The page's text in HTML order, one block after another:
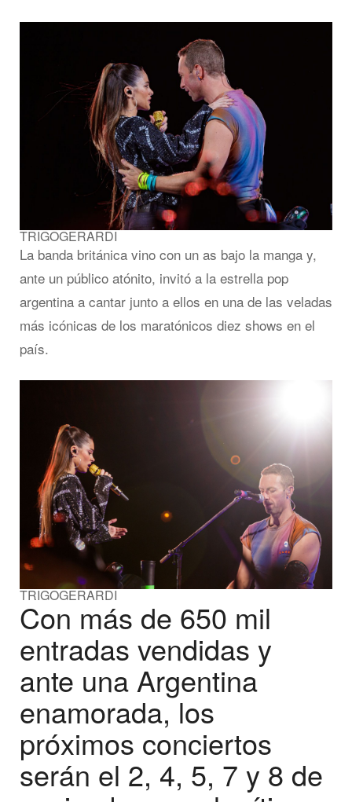
TRIGOGERARDI
La banda británica vino con un as bajo la manga y,
ante un público atónito, invitó a la estrella pop
argentina a cantar junto a ellos en una de las veladas
más icónicas de los maratónicos diez shows en el
país.
TRIGOGERARDI
Con más de 650 mil
entradas vendidas y
ante una Argentina
enamorada, los
próximos conciertos
serán el 2, 4, 5, 7 y 8 de